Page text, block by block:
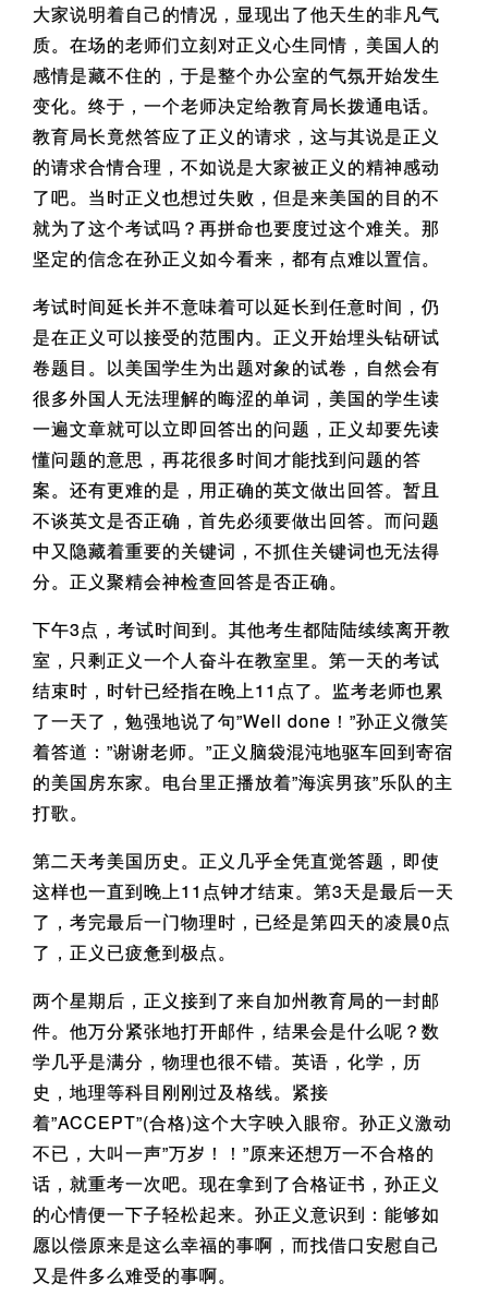
大家说明着自己的情况，显现出了他天生的非凡气
质。在场的老师们立刻对正义心生同情，美国人的
感情是藏不住的，于是整个办公室的气氛开始发生
变化。终于，一个老师决定给教育局长拨通电话。
教育局长竟然答应了正义的请求，这与其说是正义
的请求合情合理，不如说是大家被正义的精神感动
了吧。当时正义也想过失败，但是来美国的目的不
就为了这个考试吗？再拼命也要度过这个难关。那
坚定的信念在孙正义如今看来，都有点难以置信。
考试时间延长并不意味着可以延长到任意时间，仍
是在正义可以接受的范围内。正义开始埋头钻研试
卷题目。以美国学生为出题对象的试卷，自然会有
很多外国人无法理解的晦涩的单词，美国的学生读
一遍文章就可以立即回答出的问题，正义却要先读
懂问题的意思，再花很多时间才能找到问题的答
案。还有更难的是，用正确的英文做出回答。暂且
不谈英文是否正确，首先必须要做出回答。而问题
中又隐藏着重要的关键词，不抓住关键词也无法得
分。正义聚精会神检查回答是否正确。
下午3点，考试时间到。其他考生都陆陆续续离开教
室，只剩正义一个人奋斗在教室里。第一天的考试
结束时，时针已经指在晚上11点了。监考老师也累
了一天了，勉强地说了句”Well done！”孙正义微笑
着答道：”谢谢老师。”正义脑袋混沌地驱车回到寄宿
的美国房东家。电台里正播放着”海滨男孩”乐队的主
打歌。
第二天考美国历史。正义几乎全凭直觉答题，即使
这样也一直到晚上11点钟才结束。第3天是最后一天
了，考完最后一门物理时，已经是第四天的凌晨0点
了，正义已疲惫到极点。
两个星期后，正义接到了来自加州教育局的一封邮
件。他万分紧张地打开邮件，结果会是什么呢？数
学几乎是满分，物理也很不错。英语，化学，历
史，地理等科目刚刚过及格线。紧接
着”ACCEPT”(合格)这个大字映入眼帘。孙正义激动
不已，大叫一声”万岁！！”原来还想万一不合格的
话，就重考一次吧。现在拿到了合格证书，孙正义
的心情便一下子轻松起来。孙正义意识到：能够如
愿以偿原来是这么幸福的事啊，而找借口安慰自己
又是件多么难受的事啊。